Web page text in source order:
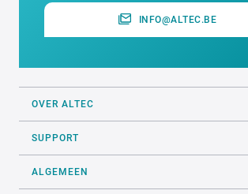
INFO@ALTEC.BE
OVER ALTEC
SUPPORT
ALGEMEEN